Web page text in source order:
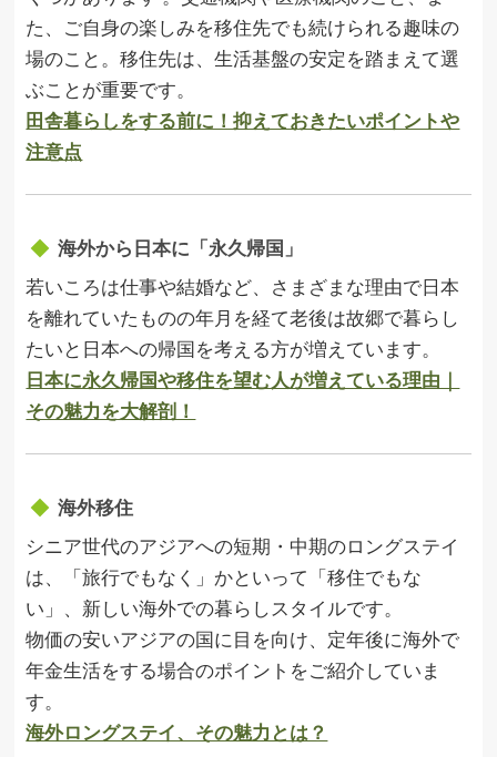
た、ご自身の楽しみを移住先でも続けられる趣味の
場のこと。移住先は、生活基盤の安定を踏まえて選
ぶことが重要です。
田舎暮らしをする前に！抑えておきたいポイントや
注意点
海外から日本に「永久帰国」
若いころは仕事や結婚など、さまざまな理由で日本
を離れていたものの年月を経て老後は故郷で暮らし
たいと日本への帰国を考える方が増えています。
日本に永久帰国や移住を望む人が増えている理由｜
その魅力を大解剖！
海外移住
シニア世代のアジアへの短期・中期のロングステイ
は、「旅行でもなく」かといって「移住でもな
い」、新しい海外での暮らしスタイルです。
物価の安いアジアの国に目を向け、定年後に海外で
年金生活をする場合のポイントをご紹介していま
す。
海外ロングステイ、その魅力とは？